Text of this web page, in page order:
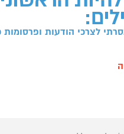
לצרכי הודעות ופרסומות